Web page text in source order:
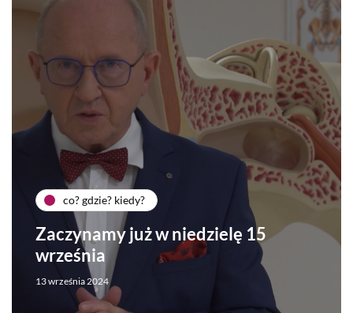
co? gdzie? kiedy?
Zaczynamy już w niedzielę 15
września
13 września 2024